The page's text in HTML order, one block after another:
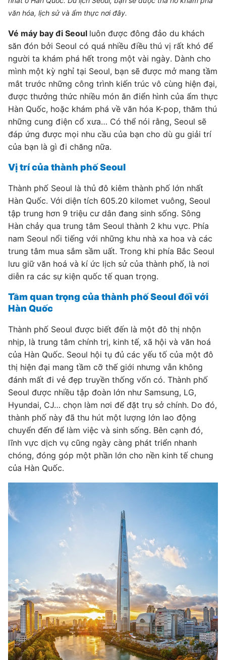
văn hóa, lịch sử và ẩm thực nơi đây.
Vé máy bay đi Seoul luôn được đông đảo du khách
săn đón bởi Seoul có quá nhiều điều thú vị rất khó để
người ta khám phá hết trong một vài ngày. Dành cho
mình một kỳ nghỉ tại Seoul, bạn sẽ được mở mang tầm
mắt trước những công trình kiến trúc vô cùng hiện đại,
được thưởng thức nhiều món ăn điển hình của ẩm thực
Hàn Quốc, hoặc khám phá về văn hóa K-pop, thăm thú
những cung điện cổ xưa… Có thể nói rằng, Seoul sẽ
đáp ứng được mọi nhu cầu của bạn cho dù gu giải trí
của bạn là gì đi chăng nữa.
Vị trí của thành phố Seoul
Thành phố Seoul là thủ đô kiêm thành phố lớn nhất
Hàn Quốc. Với diện tích 605.20 kilomet vuông, Seoul
tập trung hơn 9 triệu cư dân đang sinh sống. Sông
Hàn chảy qua trung tâm Seoul thành 2 khu vực. Phía
nam Seoul nổi tiếng với những khu nhà xa hoa và các
trung tâm mua sắm sầm uất. Trong khi phía Bắc Seoul
lưu giữ văn hoá và kí ức lịch sử của thành phố, là nơi
diễn ra các sự kiện quốc tế quan trọng.
Tầm quan trọng của thành phố Seoul đối với
Hàn Quốc
Thành phố Seoul được biết đến là một đô thị nhộn
nhịp, là trung tâm chính trị, kinh tế, xã hội và văn hoá
của Hàn Quốc. Seoul hội tụ đủ các yếu tố của một đô
thị hiện đại mang tầm cỡ thế giới nhưng vẫn không
đánh mất đi vẻ đẹp truyền thống vốn có. Thành phố
Seoul được nhiều tập đoàn lớn như Samsung, LG,
Hyundai, CJ… chọn làm nơi để đặt trụ sở chính. Do đó,
thành phố này đã thu hút một lượng lớn lao động
chuyển đến để làm việc và sinh sống. Bên cạnh đó,
lĩnh vực dịch vụ cũng ngày càng phát triển nhanh
chóng, đóng góp một phần lớn cho nền kinh tế chung
của Hàn Quốc.